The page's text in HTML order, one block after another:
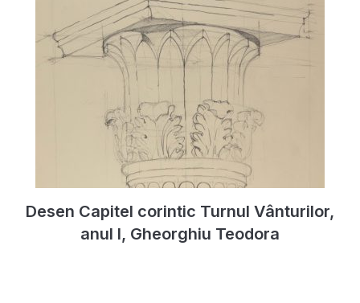
Desen Capitel corintic Turnul Vânturilor,
anul I, Gheorghiu Teodora